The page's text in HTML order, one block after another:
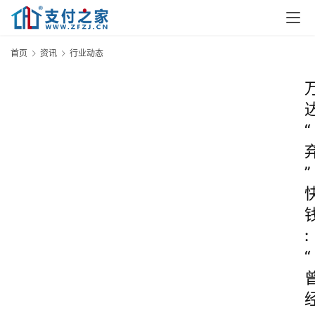
首页 资讯 行业动态
“
”
:
“